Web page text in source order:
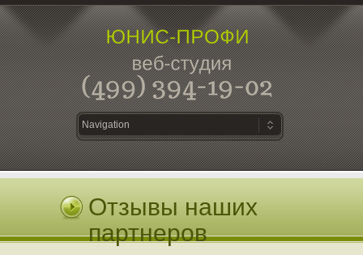
Отзывы наших
партнеров